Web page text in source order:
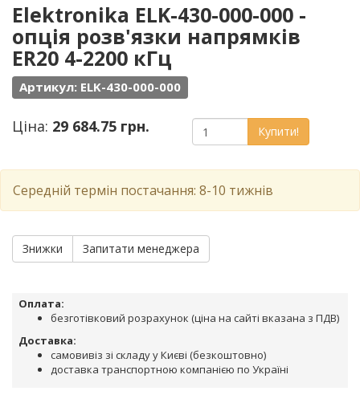
Elektronika ELK-430-000-000 -
опція розв'язки напрямків
ER20 4-2200 кГц
Артикул: ELK-430-000-000
Ціна: 29 684.75 грн. Купити!
Середній термін постачання: 8-10 тижнів
Знижки Запитати менеджера
Оплата:
безготівковий розрахунок (ціна на сайті вказана з ПДВ)
Доставка:
самовивіз зі складу у Києві (безкоштовно)
доставка транспортною компанією по Україні